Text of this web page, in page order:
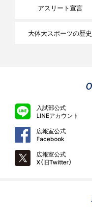
アスリート宣言
大体大スポーツの歴史
入試部公式
LINEアカウント
広報室公式
Facebook
広報室公式
X（旧Twitter）